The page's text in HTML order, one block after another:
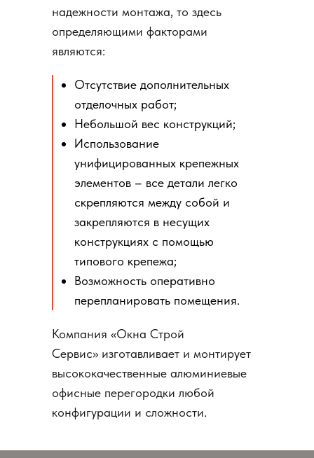
Отсутствие дополнительных
отделочных работ;
Небольшой вес конструкций;
Использование
унифицированных крепежных
элементов – все детали легко
скрепляются между собой и
закрепляются в несущих
конструкциях с помощью
типового крепежа;
Возможность оперативно
перепланировать помещения.
Компания «Окна Строй
Сервис» изготавливает и монтирует
высококачественные алюминиевые
офисные перегородки любой
конфигурации и сложности.
надежности монтажа, то здесь
определяющими факторами
являются: